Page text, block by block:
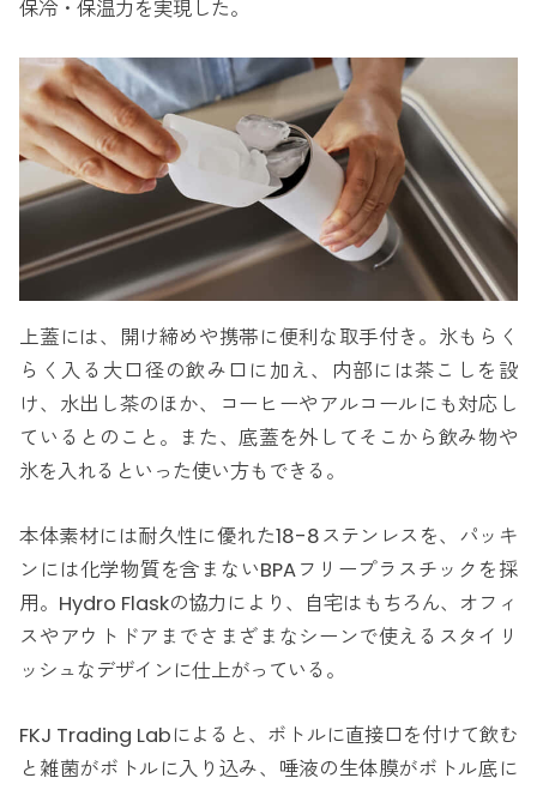
保冷・保温力を実現した。
上蓋には、開け締めや携帯に便利な取手付き。氷もらく
らく入る大口径の飲み口に加え、内部には茶こしを設
け、水出し茶のほか、コーヒーやアルコールにも対応し
ているとのこと。また、底蓋を外してそこから飲み物や
氷を入れるといった使い方もできる。
本体素材には耐久性に優れた18-8ステンレスを、パッキ
ンには化学物質を含まないBPAフリープラスチックを採
用。Hydro Flaskの協力により、自宅はもちろん、オフィ
スやアウトドアまでさまざまなシーンで使えるスタイリ
ッシュなデザインに仕上がっている。
FKJ Trading Labによると、ボトルに直接口を付けて飲む
と雑菌がボトルに入り込み、唾液の生体膜がボトル底に